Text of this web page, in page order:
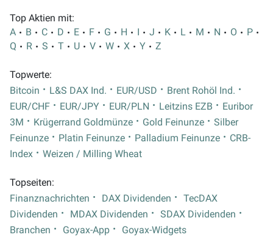
Top Aktien mit:
A
B C D E F G H I J K L M N O
P
Q
R S T U V W X Y Z
Topwerte:
Bitcoin
L&S DAX Ind. EUR/USD
Brent Rohöl Ind.
EUR/CHF
EUR/JPY EUR/PLN Leitzins EZB
Euribor
3M
Krügerrand Goldmünze Gold Feinunze
Silber
Feinunze
Platin Feinunze Palladium Feinunze
CRB-
Index
Weizen / Milling Wheat
Topseiten:
Finanznachrichten
DAX Dividenden
TecDAX
Dividenden
MDAX Dividenden
SDAX Dividenden
Branchen
Goyax-App Goyax-Widgets